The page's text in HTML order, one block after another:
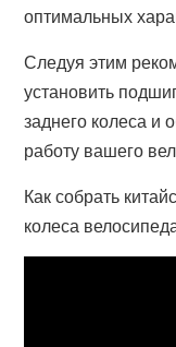
оптимальных
Следуя этим
установить
заднего колеса и
работу вашего
Как собрать
колеса